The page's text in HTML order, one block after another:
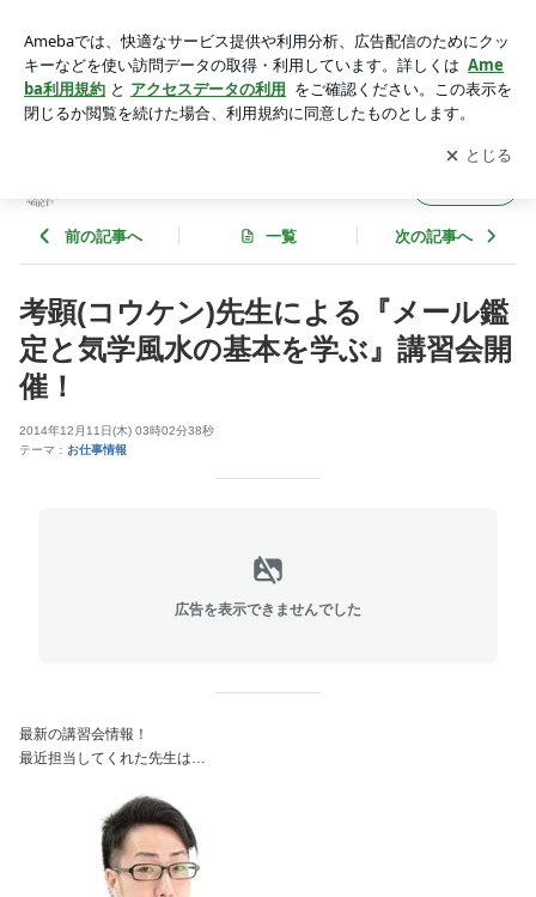
ぶ』講習会開催！ | CSEプロダクション公式ブログ
アプリをダウンロードして ブログの更新通知
を受け取りまし
ょう。
開く
前の記事へ 一覧 次の記事へ
考顕(コウケン)先生による『メール鑑
定と気学風水の基本を学ぶ』講習会開
催！
2014年12月11日(木) 03時02分38秒
テーマ： お仕事情報
広告を表示できませんでした
最新の講習会情報！
最近担当してくれた先生は…